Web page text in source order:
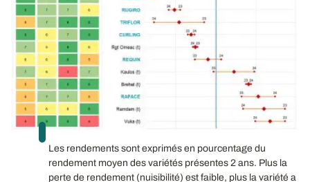
Les rendements sont exprimés en pourcentage du
rendement moyen des variétés présentes 2 ans. Plus la
perte de rendement (nuisibilité) est faible, plus la variété a